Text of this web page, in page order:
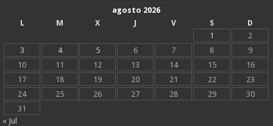
agosto 2026
L
M X J V S
D
1
2
3
4 5 6 7 8
9
10
11 12 13 14 15
16
17
18 19 20 21 22
23
24
25 26 27 28 29
30
31
« Jul